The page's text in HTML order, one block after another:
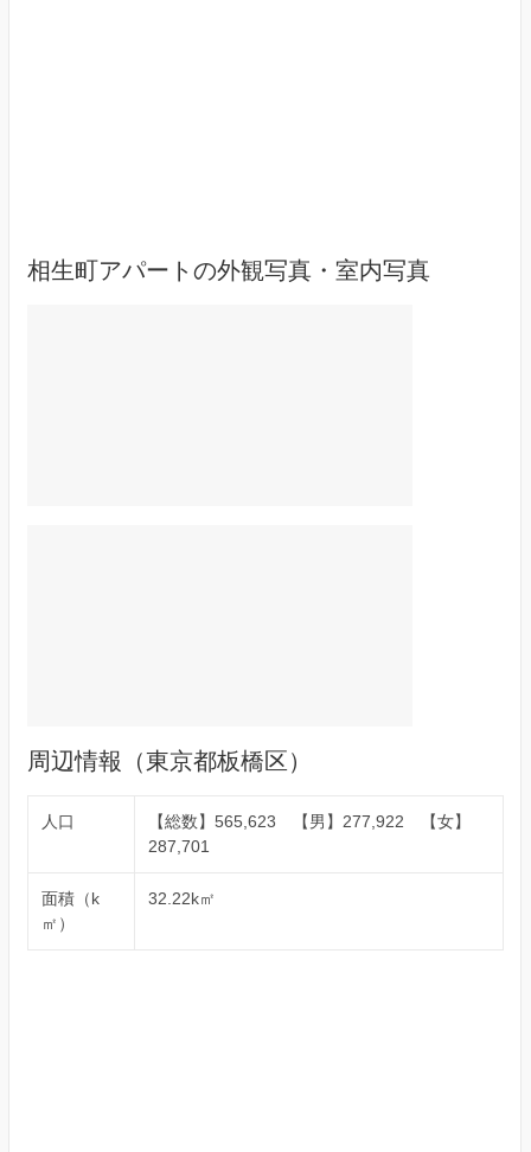
相生町アパートの外観写真・室内写真
周辺情報（東京都板橋区）
人口
【総数】565,623 【男】277,922 【女】
287,701
面積（k
㎡）
32.22k㎡